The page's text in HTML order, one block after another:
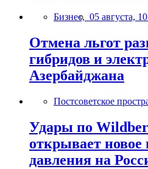
Бизнес, 05 августа,
Отмена льгот
гибридов и
Азербайджана
Постсоветское
Удары по
открывает новое
давления на